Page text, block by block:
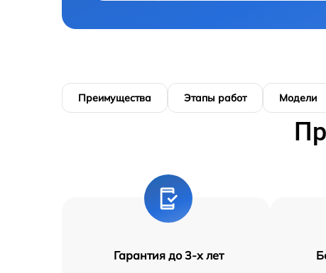
Преимущества Этапы работ Модели
Гарантия до 3-х лет